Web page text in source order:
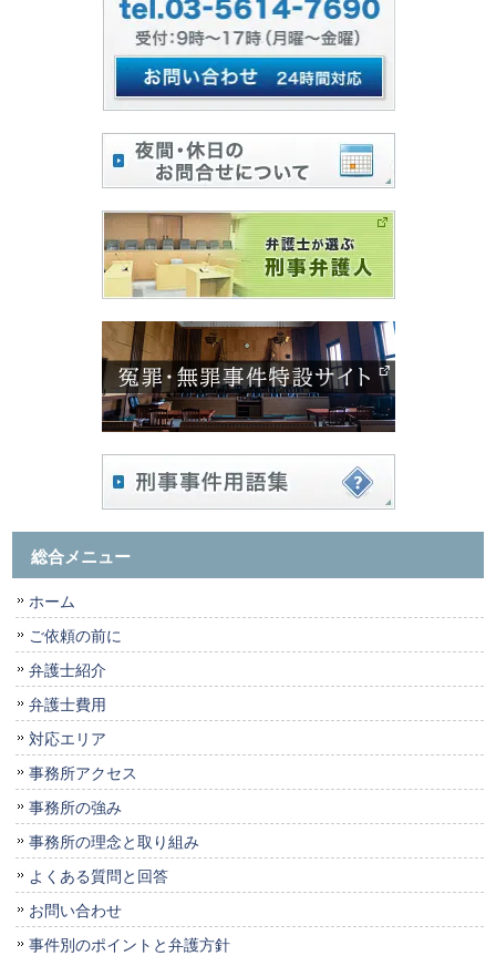
総合メニュー
ホーム
ご依頼の前に
弁護士紹介
弁護士費用
対応エリア
事務所アクセス
事務所の強み
事務所の理念と取り組み
よくある質問と回答
お問い合わせ
事件別のポイントと弁護方針